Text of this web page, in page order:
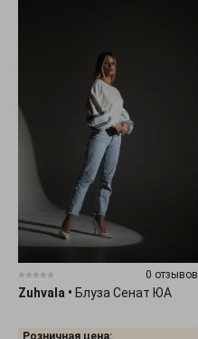
0 отзывов
Zuhvala • Блуза Сенат ЮА
Розничная цена: